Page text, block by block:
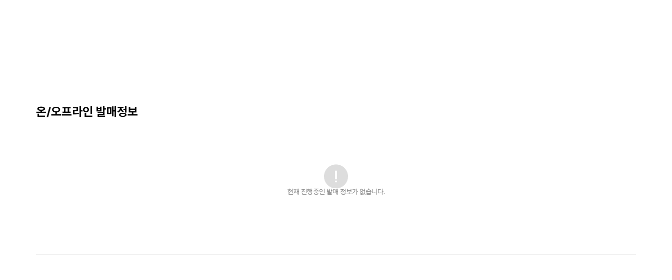
온/오프라인 발매정보
현재 진행중인 발매 정보가 없습니다.